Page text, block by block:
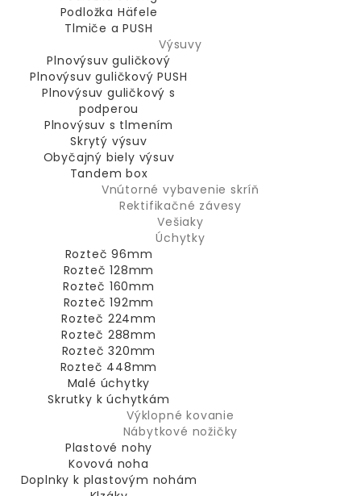
Podložka Häfele
Tlmiče a PUSH
Výsuvy
Plnovýsuv guličkový
Plnovýsuv guličkový PUSH
Plnovýsuv guličkový s
podperou
Plnovýsuv s tlmením
Skrytý výsuv
Obyčajný biely výsuv
Tandem box
Vnútorné vybavenie skríň
Rektifikačné závesy
Vešiaky
Úchytky
Rozteč 96mm
Rozteč 128mm
Rozteč 160mm
Rozteč 192mm
Rozteč 224mm
Rozteč 288mm
Rozteč 320mm
Rozteč 448mm
Malé úchytky
Skrutky k úchytkám
Výklopné kovanie
Nábytkové nožičky
Plastové nohy
Kovová noha
Doplnky k plastovým nohám